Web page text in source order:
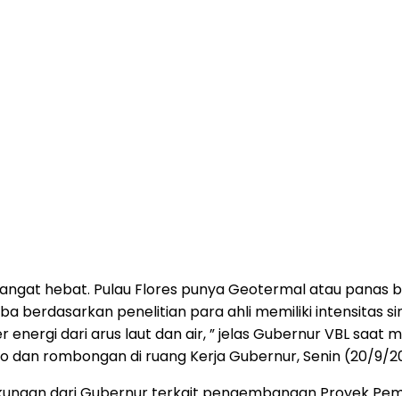
hebat. Pulau Flores punya Geotermal atau
berdasarkan penelitian para ahli memiliki intensitas
dari arus laut dan air, ” jelas Gubernur VBL saat
dan rombongan di ruang Kerja Gubernur, Senin (20/9/